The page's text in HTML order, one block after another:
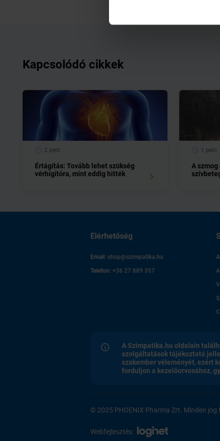
Kapcsolódó cikkek
2 perc
Értágítás: Tovább lehet szükség
vérhígítóra, mint eddig hitték
1 perc
A szmog
Elérhetőség
Email: shop@szimpatika.hu
Telefon: +36 27 889 357
A Szimpatika.hu oldalain
szolgáltatások tájékoztató
szakember véleményét, ezért
forduljon a kezelőorvosához,
© 2025 PHOENIX Pharma Zrt. Minden
Webfejlesztés: